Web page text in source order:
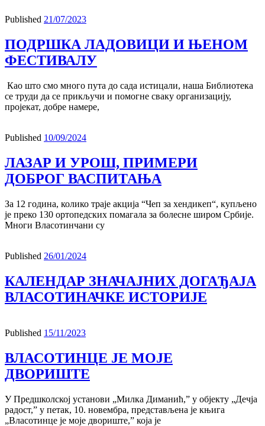
Published 21/07/2023
ПОДРШКА ЛАДОВИЦИ И ЊЕНОМ
ФЕСТИВАЛУ
Као што смо много пута до сада истицали, наша Библиотека
се труди да се прикључи и помогне сваку организацију,
пројекат, добре намере,
Published 10/09/2024
ЛАЗАР И УРОШ, ПРИМЕРИ
ДОБРОГ ВАСПИТАЊА
За 12 година, колико траје акција “Чеп за хендикеп“, купљено
је преко 130 ортопедских помагала за болесне широм Србије.
Многи Власотинчани су
Published 26/01/2024
КАЛЕНДАР ЗНАЧАЈНИХ ДОГАЂАЈА
ВЛАСОТИНАЧКЕ ИСТОРИЈЕ
Published 15/11/2023
ВЛАСОТИНЦЕ ЈЕ МОЈЕ
ДВОРИШТЕ
У Предшколској установи „Милка Диманић,” у објекту „Дечја
радост,” у петак, 10. новембра, представљена је књига
„Власотинце је моје двориште,” која је